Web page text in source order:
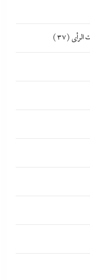
الرأى (37)